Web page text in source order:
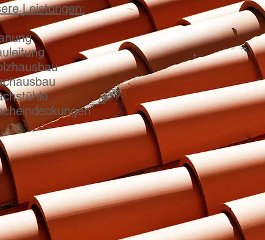
Leistungen:
lieben Holz ...
...wir können alles aus Holz!